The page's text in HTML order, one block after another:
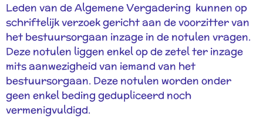
Leden van de Algemene Vergadering kunnen op
schriftelijk verzoek gericht aan de voorzitter van
het bestuursorgaan inzage in de notulen vragen.
Deze notulen liggen enkel op de zetel ter inzage
mits aanwezigheid van iemand van het
bestuursorgaan. Deze notulen worden onder
geen enkel beding gedupliceerd noch
vermenigvuldigd.